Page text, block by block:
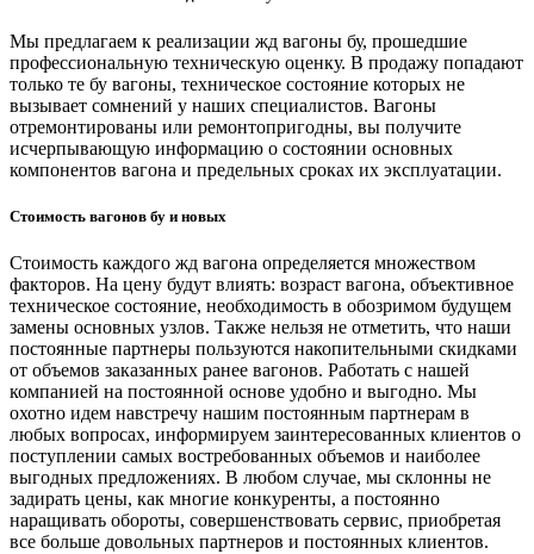
Мы предлагаем к реализации жд вагоны бу, прошедшие
профессиональную техническую оценку. В продажу попадают
только те бу вагоны, техническое состояние которых не
вызывает сомнений у наших специалистов. Вагоны
отремонтированы или ремонтопригодны, вы получите
исчерпывающую информацию о состоянии основных
компонентов вагона и предельных сроках их эксплуатации.
Стоимость вагонов бу и новых
Стоимость каждого жд вагона определяется множеством
факторов. На цену будут влиять: возраст вагона, объективное
техническое состояние, необходимость в обозримом будущем
замены основных узлов. Также нельзя не отметить, что наши
постоянные партнеры пользуются накопительными скидками
от объемов заказанных ранее вагонов. Работать с нашей
компанией на постоянной основе удобно и выгодно. Мы
охотно идем навстречу нашим постоянным партнерам в
любых вопросах, информируем заинтересованных клиентов о
поступлении самых востребованных объемов и наиболее
выгодных предложениях. В любом случае, мы склонны не
задирать цены, как многие конкуренты, а постоянно
наращивать обороты, совершенствовать сервис, приобретая
все больше довольных партнеров и постоянных клиентов.